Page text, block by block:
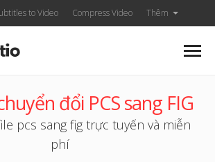
to Video Compress Video Thêm
đổi PCS sang FIG
pcs sang fig trực tuyến và miễn
phí